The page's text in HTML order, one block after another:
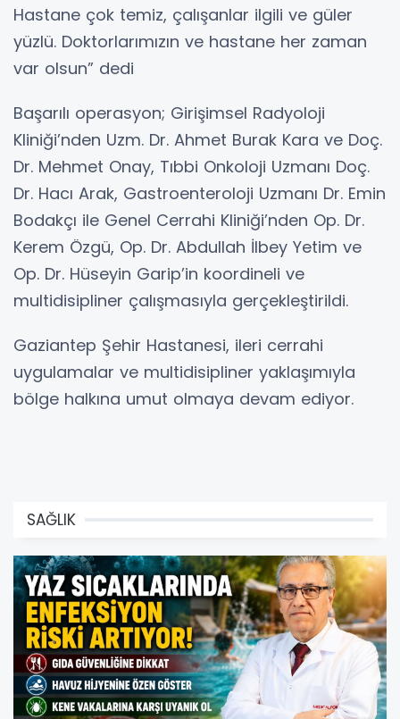
Hastane çok temiz, çalışanlar ilgili ve güler
yüzlü. Doktorlarımızın ve hastane her zaman
var olsun” dedi
Başarılı operasyon; Girişimsel Radyoloji
Kliniği’nden Uzm. Dr. Ahmet Burak Kara ve Doç.
Dr. Mehmet Onay, Tıbbi Onkoloji Uzmanı Doç.
Dr. Hacı Arak, Gastroenteroloji Uzmanı Dr. Emin
Bodakçı ile Genel Cerrahi Kliniği’nden Op. Dr.
Kerem Özgü, Op. Dr. Abdullah İlbey Yetim ve
Op. Dr. Hüseyin Garip’in koordineli ve
multidisipliner çalışmasıyla gerçekleştirildi.
Gaziantep Şehir Hastanesi, ileri cerrahi
uygulamalar ve multidisipliner yaklaşımıyla
bölge halkına umut olmaya devam ediyor.
SAĞLIK